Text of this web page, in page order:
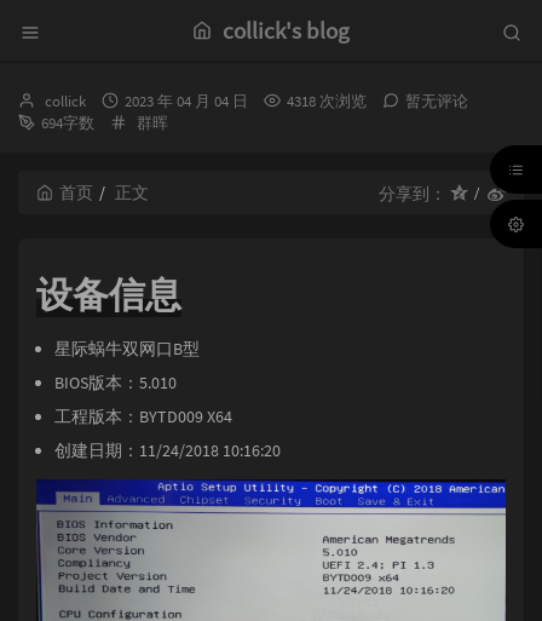
collick's blog
博
主：
collick
发
布
2023 年 04 月 04 日 4318 次浏览
暂无评论
694字数
分
群晖
首页 正文 分享到：
设备信息
星际蜗牛双网口B型
BIOS版本：5.010
工程版本：BYTD009 X64
创建日期：11/24/2018 10:16:20